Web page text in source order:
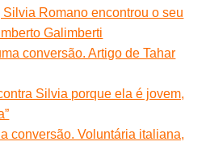
Romano encontrou o seu
Galimberti
conversão. Artigo de Tahar
Silvia porque ela é jovem,
conversão. Voluntária italiana,